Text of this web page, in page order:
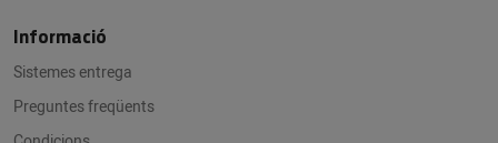
Informació
Sistemes entrega
Preguntes freqüents